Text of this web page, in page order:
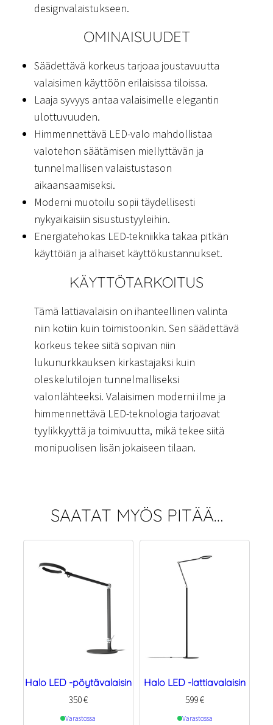
designvalaistukseen.
OMINAISUUDET
Säädettävä korkeus tarjoaa joustavuutta
valaisimen käyttöön erilaisissa tiloissa.
Laaja syvyys antaa valaisimelle elegantin
ulottuvuuden.
Himmennettävä LED-valo mahdollistaa
valotehon säätämisen miellyttävän ja
tunnelmallisen valaistustason
aikaansaamiseksi.
Moderni muotoilu sopii täydellisesti
nykyaikaisiin sisustustyyleihin.
Energiatehokas LED-tekniikka takaa pitkän
käyttöiän ja alhaiset käyttökustannukset.
KÄYTTÖTARKOITUS
Tämä lattiavalaisin on ihanteellinen valinta
niin kotiin kuin toimistoonkin. Sen säädettävä
korkeus tekee siitä sopivan niin
lukunurkkauksen kirkastajaksi kuin
oleskelutilojen tunnelmalliseksi
valonlähteeksi. Valaisimen moderni ilme ja
himmennettävä LED-teknologia tarjoavat
tyylikkyyttä ja toimivuutta, mikä tekee siitä
monipuolisen lisän jokaiseen tilaan.
SAATAT MYÖS PITÄÄ…
Halo LED -pöytävalaisin
350€
Varastossa
Halo LED -lattiavalaisin
599€
Varastossa